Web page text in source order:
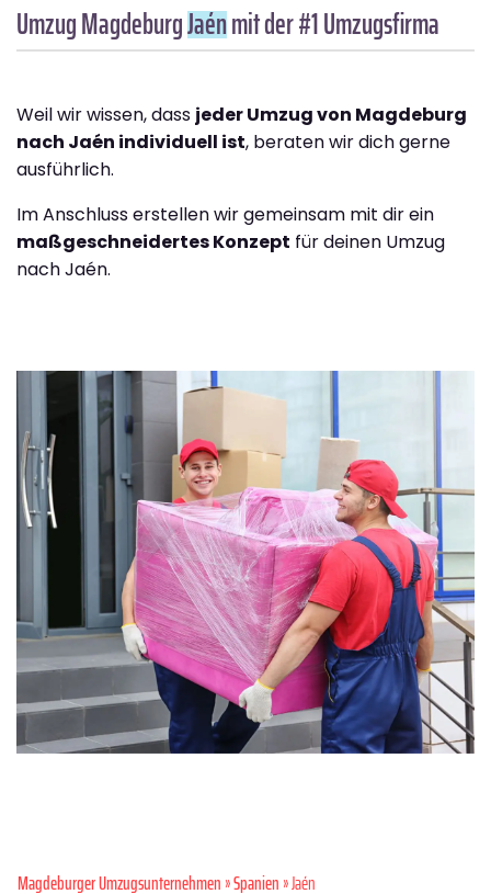
Umzug MagdeburgJaénmit der #1 Umzugsfirma
Weil wir wissen, dass jeder Umzug von Magdeburg
nach Jaén individuell ist, beraten wir dich gerne
ausführlich.
Im Anschluss erstellen wir gemeinsam mit dir ein
maßgeschneidertes Konzept für deinen Umzug
nach Jaén.
Magdeburger Umzugsunternehmen»Spanien» Jaén